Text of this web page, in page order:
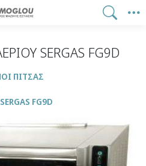
SERGAS FG9D
ΠΙΤΣΑΣ
FG9D